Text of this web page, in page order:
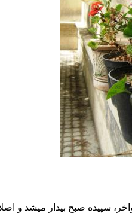
سپیده صبح بیدار میشد